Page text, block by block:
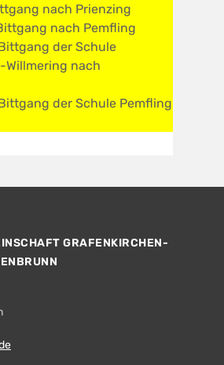
nach Prienzing
nach Pemfling
der Schule
Willmering nach
der Schule Pemfling
GRAFENKIRCHEN-